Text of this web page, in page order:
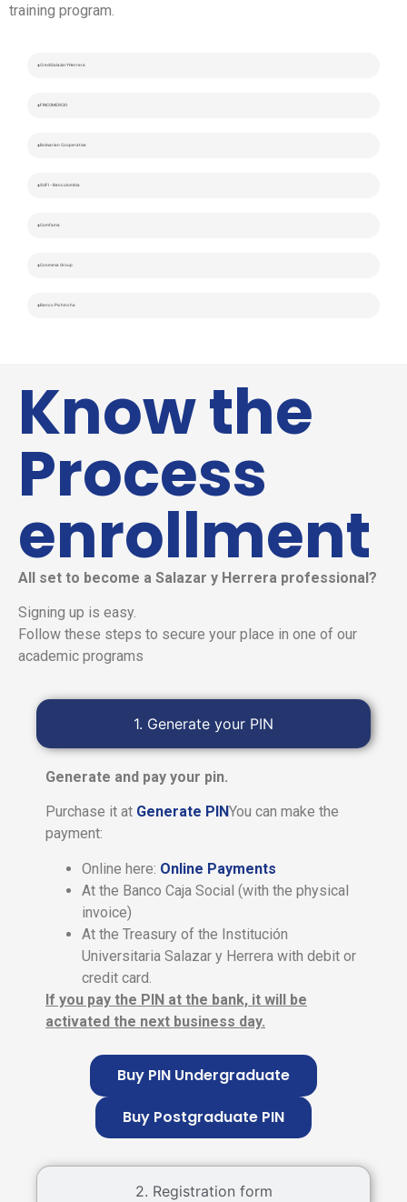
training program.
CrediSalazarYHerrera
FINCOMERCIO
Bolivarian Cooperative
SUFI - Bancolombia
Comfama
Coomeva Group
Banco Pichincha
Know the
Process
enrollment
All set to become a Salazar y Herrera professional?
Signing up is easy.
Follow these steps to secure your place in one of our
academic programs
1. Generate your PIN
2. Registration form
Generate and pay your pin.
Purchase it at Generate PINYou can make the
payment:
Online here: Online Payments
At the Banco Caja Social (with the physical
invoice)
At the Treasury of the Institución
Universitaria Salazar y Herrera with debit or
credit card.
If you pay the PIN at the bank, it will be
activated the next business day.
Buy PIN Undergraduate
Buy Postgraduate PIN